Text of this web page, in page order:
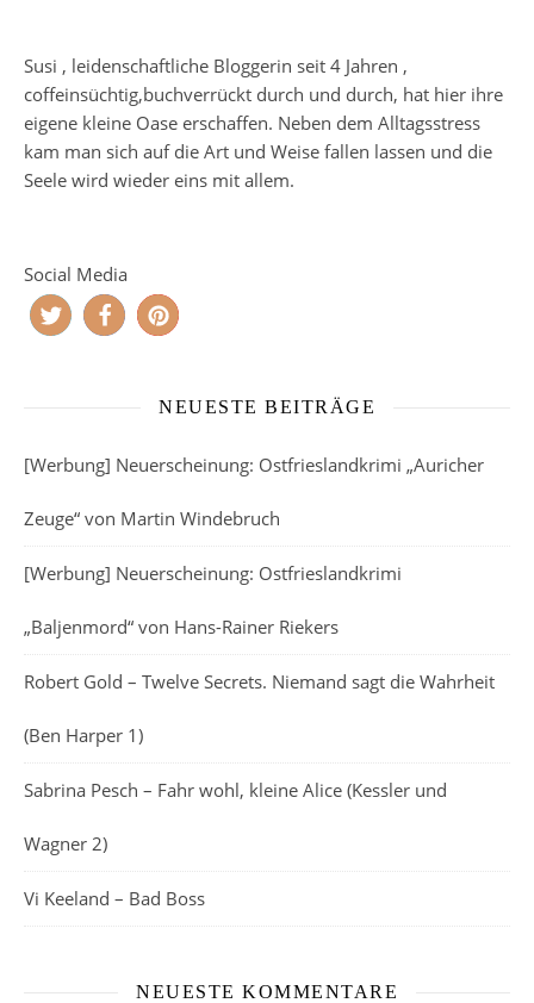
Susi , leidenschaftliche Bloggerin seit 4 Jahren ,
coffeinsüchtig,buchverrückt durch und durch, hat hier ihre
eigene kleine Oase erschaffen. Neben dem Alltagsstress
kam man sich auf die Art und Weise fallen lassen und die
Seele wird wieder eins mit allem.
Social Media
NEUESTE BEITRÄGE
[Werbung] Neuerscheinung: Ostfrieslandkrimi „Auricher
Zeuge“ von Martin Windebruch
[Werbung] Neuerscheinung: Ostfrieslandkrimi
„Baljenmord“ von Hans-Rainer Riekers
Robert Gold – Twelve Secrets. Niemand sagt die Wahrheit
(Ben Harper 1)
Sabrina Pesch – Fahr wohl, kleine Alice (Kessler und
Wagner 2)
Vi Keeland – Bad Boss
NEUESTE KOMMENTARE